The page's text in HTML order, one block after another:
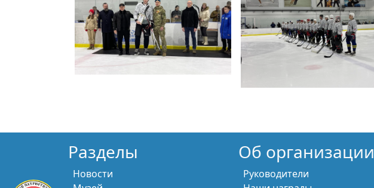
Разделы
Новости
Об организации
Руководители